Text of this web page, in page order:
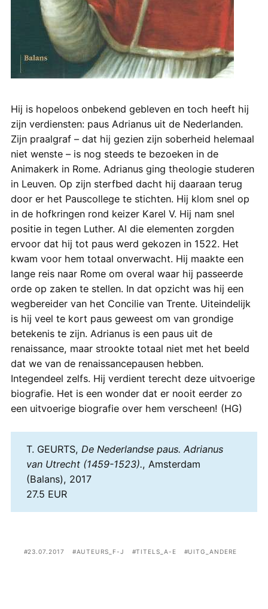
Hij is hopeloos onbekend gebleven en toch heeft hij
zijn verdiensten: paus Adrianus uit de Nederlanden.
Zijn praalgraf – dat hij gezien zijn soberheid helemaal
niet wenste – is nog steeds te bezoeken in de
Animakerk in Rome. Adrianus ging theologie studeren
in Leuven. Op zijn sterfbed dacht hij daaraan terug
door er het Pauscollege te stichten. Hij klom snel op
in de hofkringen rond keizer Karel V. Hij nam snel
positie in tegen Luther. Al die elementen zorgden
ervoor dat hij tot paus werd gekozen in 1522. Het
kwam voor hem totaal onverwacht. Hij maakte een
lange reis naar Rome om overal waar hij passeerde
orde op zaken te stellen. In dat opzicht was hij een
wegbereider van het Concilie van Trente. Uiteindelijk
is hij veel te kort paus geweest om van grondige
betekenis te zijn. Adrianus is een paus uit de
renaissance, maar strookte totaal niet met het beeld
dat we van de renaissancepausen hebben.
Integendeel zelfs. Hij verdient terecht deze uitvoerige
biografie. Het is een wonder dat er nooit eerder zo
een uitvoerige biografie over hem verscheen! (HG)
T. GEURTS, De Nederlandse paus. Adrianus
van Utrecht (1459-1523)., Amsterdam
(Balans), 2017
27.5 EUR
23.07.2017 AUTEURS_F-J TITELS_A-E UITG_ANDERE